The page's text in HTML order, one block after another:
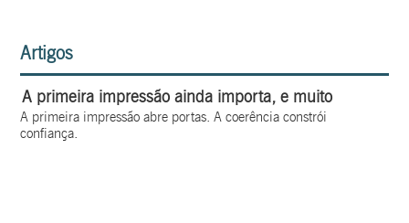
Artigos
A primeira impressão ainda importa, e muito
A primeira impressão abre portas. A coerência constrói
confiança.